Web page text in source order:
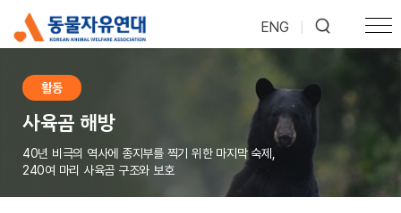
ENG
활동
사육곰 해방
40년 비극의 역사에 종지부를 찍기 위한 마지막 숙제,
240여 마리 사육곰 구조와 보호